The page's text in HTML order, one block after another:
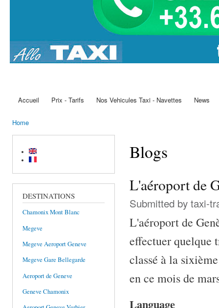
Main menu
Accueil Prix - Tarifs Nos Vehicules Taxi - Navettes News
Home
DESTINATIONS
Chamonix Mont Blanc
Megeve
Megeve Aeroport Geneve
Megeve Gare Bellegarde
Aeroport de Geneve
Geneve Chamonix
Blogs
L'aéroport de
Submitted by taxi-
L'aéroport de
effectuer quelque
classé à la
en ce mois de
Language